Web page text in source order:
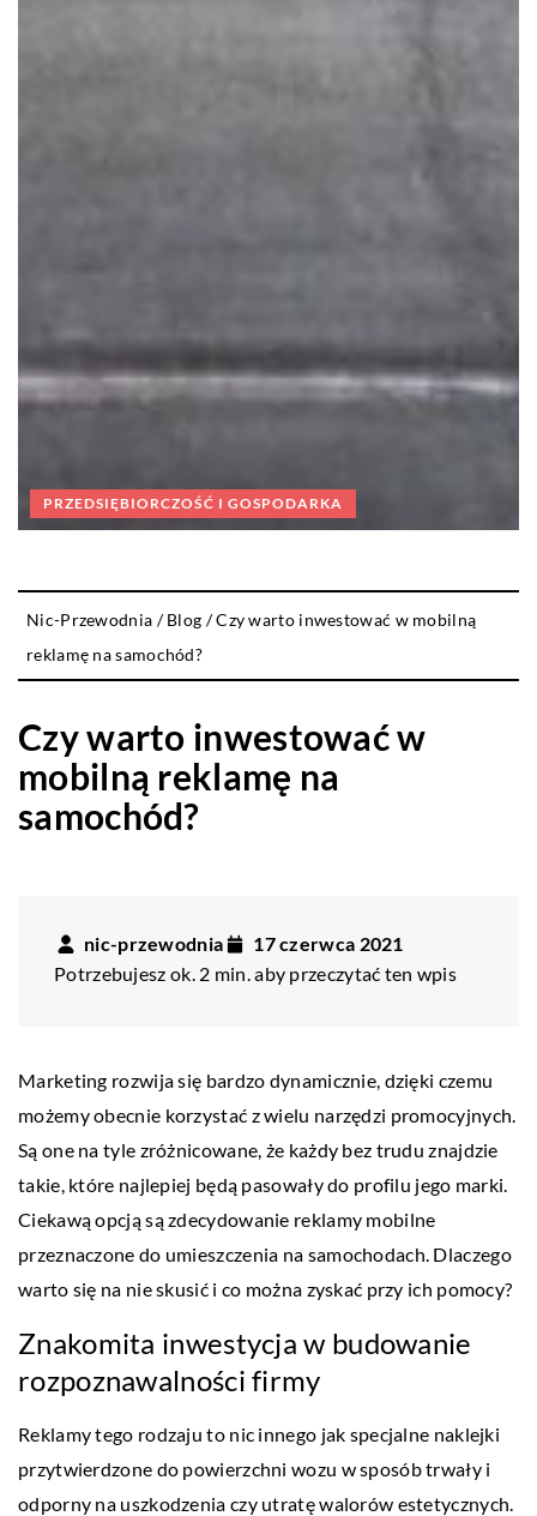
PRZEDSIĘBIORCZOŚĆ I GOSPODARKA
Nic-Przewodnia /Blog /Czy warto inwestować w mobilną
reklamę na samochód?
Czy warto inwestować w
mobilną reklamę na
samochód?
nic-przewodnia
17 czerwca 2021
Potrzebujesz ok. 2 min. aby przeczytać ten wpis
Marketing rozwija się bardzo dynamicznie, dzięki czemu
możemy obecnie korzystać z wielu narzędzi promocyjnych.
Są one na tyle zróżnicowane, że każdy bez trudu znajdzie
takie, które najlepiej będą pasowały do profilu jego marki.
Ciekawą opcją są zdecydowanie reklamy mobilne
przeznaczone do umieszczenia na samochodach. Dlaczego
warto się na nie skusić i co można zyskać przy ich pomocy?
Znakomita inwestycja w budowanie
rozpoznawalności firmy
Reklamy tego rodzaju to nic innego jak specjalne naklejki
przytwierdzone do powierzchni wozu w sposób trwały i
odporny na uszkodzenia czy utratę walorów estetycznych.